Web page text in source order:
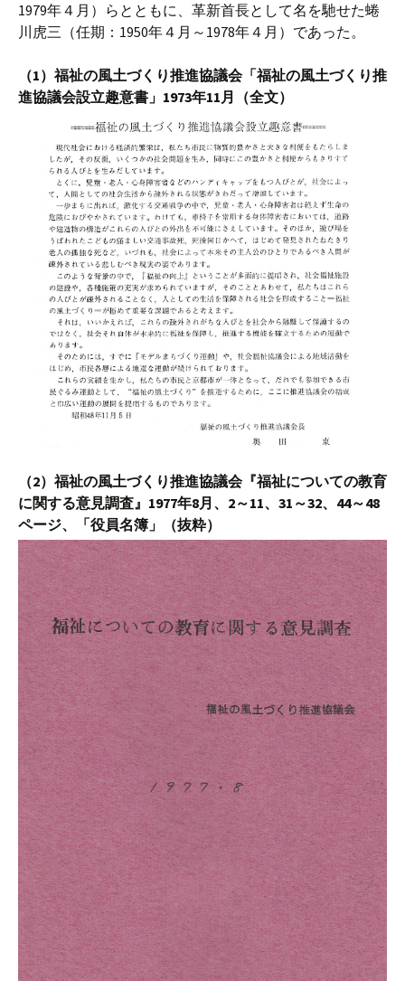
1979年４月）らとともに、革新首長として名を馳せた蜷
川虎三（任期：1950年４月～1978年４月）であった。
（1）福祉の風土づくり推進協議会「福祉の風土づくり推
進協議会設立趣意書」1973年11月（全文）
（2）福祉の風土づくり推進協議会『福祉についての教育
に関する意見調査』1977年8月、2～11、31～32、44～48
ページ、「役員名簿」（抜粋）